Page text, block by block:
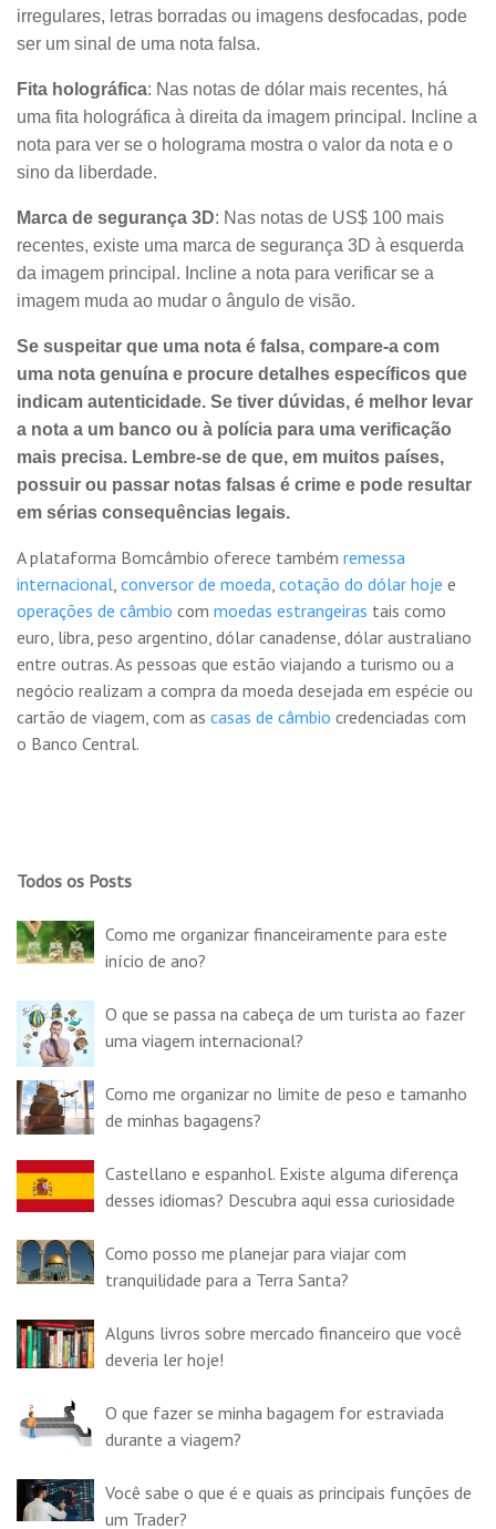
irregulares, letras borradas ou imagens desfocadas, pode
ser um sinal de uma nota falsa.
Fita holográfica: Nas notas de dólar mais recentes, há
uma fita holográfica à direita da imagem principal. Incline a
nota para ver se o holograma mostra o valor da nota e o
sino da liberdade.
Marca de segurança 3D: Nas notas de US$ 100 mais
recentes, existe uma marca de segurança 3D à esquerda
da imagem principal. Incline a nota para verificar se a
imagem muda ao mudar o ângulo de visão.
Se suspeitar que uma nota é falsa, compare-a com
uma nota genuína e procure detalhes específicos que
indicam autenticidade. Se tiver dúvidas, é melhor levar
a nota a um banco ou à polícia para uma verificação
mais precisa. Lembre-se de que, em muitos países,
possuir ou passar notas falsas é crime e pode resultar
em sérias consequências legais.
A plataforma Bomcâmbio oferece também remessa
internacional, conversor de moeda, cotação do dólar hoje e
operações de câmbio com moedas estrangeiras tais como
euro, libra, peso argentino, dólar canadense, dólar australiano
entre outras. As pessoas que estão viajando a turismo ou a
negócio realizam a compra da moeda desejada em espécie ou
cartão de viagem, com as casas de câmbio credenciadas com
o Banco Central.
Todos os Posts
Como me organizar financeiramente para este
início de ano?
O que se passa na cabeça de um turista ao fazer
uma viagem internacional?
Como me organizar no limite de peso e tamanho
de minhas bagagens?
Castellano e espanhol. Existe alguma diferença
desses idiomas? Descubra aqui essa curiosidade
Como posso me planejar para viajar com
tranquilidade para a Terra Santa?
Alguns livros sobre mercado financeiro que você
deveria ler hoje!
O que fazer se minha bagagem for estraviada
durante a viagem?
Você sabe o que é e quais as principais funções de
um Trader?